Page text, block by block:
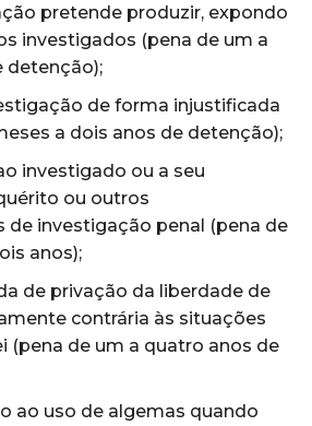
pretende produzir, expondo
investigados (pena de um a
detenção);
de forma injustificada
a dois anos de detenção);
investigado ou a seu
ou outros
de investigação penal (pena de
anos);
de privação da liberdade de
contrária às situações
(pena de um a quatro anos de
ao uso de algemas quando